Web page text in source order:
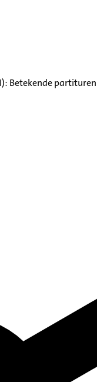
Betekende partituren